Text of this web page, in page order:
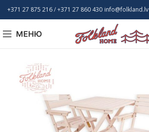
+371 27 875 216/ +371 27 860 430 info@folkland.lv
МЕНЮ